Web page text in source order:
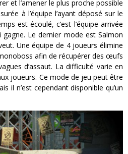
et l’amener le plus proche possible
à l’équipe l’ayant déposé sur le
est écoulé, c’est l’équipe arrivée
Le dernier mode est Salmon
Une équipe de 4 joueurs élimine
afin de récupérer des œufs
d’assaut. La difficulté varie en
joueurs. Ce mode de jeu peut être
il n’est cependant disponible qu’un